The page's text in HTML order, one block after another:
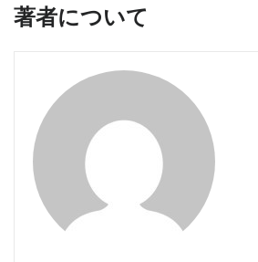
著者について